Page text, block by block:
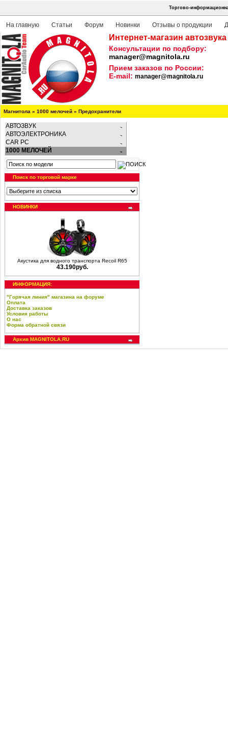
Торгово-
На главную Статьи Форум Новинки Отзывы о продукции
Интернет-магазин
Консультации по подбору:
manager@magnitola.ru
Прием заказов по России:
E-mail: manager@magnitola.ru
Магнитола » 1000 мелочей » Предохранители
АВТОЗВУК
АВТОЭЛЕКТРОНИКА
CAR PC
1000 МЕЛОЧЕЙ
Поиск по торговой марке
НОВИНКИ
Акустика для водного транспорта Recoil R65
43.190руб.
ИНФОРМАЦИЯ:
"Горячая линия" магазина на форуме
Оплата
Доставка заказов
Условия работы
О нас
Форма обратной связи
Архив MAGNITOLA.RU